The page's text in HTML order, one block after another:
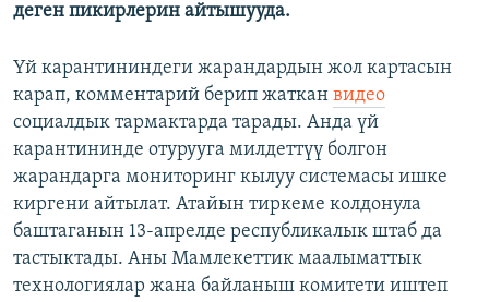
деген пикирлерин айтышууда.
Үй карантининдеги жарандардын жол картасын
карап, комментарий берип жаткан видео
социалдык тармактарда тарады. Анда үй
карантининде отурууга милдеттүү болгон
жарандарга мониторинг кылуу системасы ишке
киргени айтылат. Атайын тиркеме колдонула
баштаганын 13-апрелде республикалык штаб да
тастыктады. Аны Мамлекеттик маалыматтык
технологиялар жана байланыш комитети иштеп